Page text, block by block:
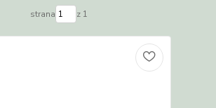
strana z 1